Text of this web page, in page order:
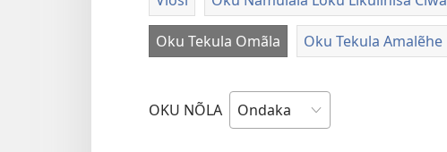
Oku Tekula Omãla Oku Tekula Amalẽhe
OKU NÕLA